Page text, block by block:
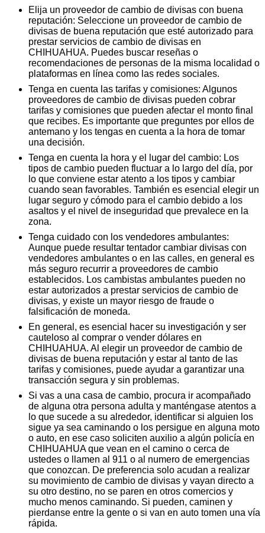
Elija un proveedor de cambio de divisas con buena
reputación: Seleccione un proveedor de cambio de
divisas de buena reputación que esté autorizado para
prestar servicios de cambio de divisas en
CHIHUAHUA. Puedes buscar reseñas o
recomendaciones de personas de la misma localidad o
plataformas en línea como las redes sociales.
Tenga en cuenta las tarifas y comisiones: Algunos
proveedores de cambio de divisas pueden cobrar
tarifas y comisiones que pueden afectar el monto final
que recibes. Es importante que preguntes por ellos de
antemano y los tengas en cuenta a la hora de tomar
una decisión.
Tenga en cuenta la hora y el lugar del cambio: Los
tipos de cambio pueden fluctuar a lo largo del día, por
lo que conviene estar atento a los tipos y cambiar
cuando sean favorables. También es esencial elegir un
lugar seguro y cómodo para el cambio debido a los
asaltos y el nivel de inseguridad que prevalece en la
zona.
Tenga cuidado con los vendedores ambulantes:
Aunque puede resultar tentador cambiar divisas con
vendedores ambulantes o en las calles, en general es
más seguro recurrir a proveedores de cambio
establecidos. Los cambistas ambulantes pueden no
estar autorizados a prestar servicios de cambio de
divisas, y existe un mayor riesgo de fraude o
falsificación de moneda.
En general, es esencial hacer su investigación y ser
cauteloso al comprar o vender dólares en
CHIHUAHUA. Al elegir un proveedor de cambio de
divisas de buena reputación y estar al tanto de las
tarifas y comisiones, puede ayudar a garantizar una
transacción segura y sin problemas.
Si vas a una casa de cambio, procura ir acompañado
de alguna otra persona adulta y manténgase atentos a
lo que sucede a su alrededor, identificar si alguien los
sigue ya sea caminando o los persigue en alguna moto
o auto, en ese caso soliciten auxilio a algún policía en
CHIHUAHUA que vean en el camino o cerca de
ustedes o llamen al 911 o al numero de emergencias
que conozcan. De preferencia solo acudan a realizar
su movimiento de cambio de divisas y vayan directo a
su otro destino, no se paren en otros comercios y
mucho menos caminando. Si pueden, caminen y
pierdanse entre la gente o si van en auto tomen una vía
rápida.